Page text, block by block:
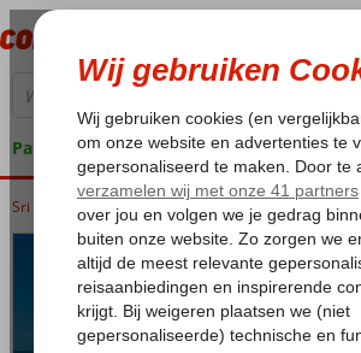
Pakketgarantie
Sri Lanka West-Sri Lanka West-Sri Lanka